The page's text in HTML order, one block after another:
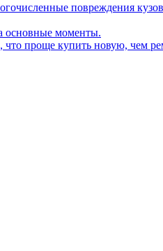
повреждения
основные моменты.
проще купить новую, чем